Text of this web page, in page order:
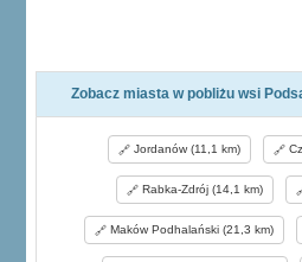
Zobacz miasta w pobliżu wsi
Jordanów (11,1 km)
Rabka-Zdrój (14,1 km)
Maków Podhalański (21,3 km)